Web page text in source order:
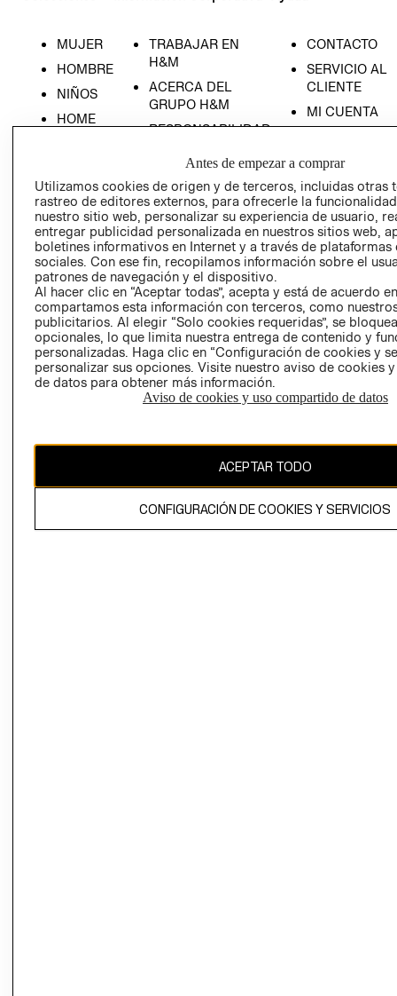
MUJER
HOMBRE
NIÑOS
HOME
TRABAJAR EN
H&M
ACERCA DEL
GRUPO H&M
RESPONSABILIDAD
PRENSA
RELACIÓN CON
INVERSIONISTAS
POLÍTICA
EMPRESARIAL
CONTACTO
SERVICIO AL
CLIENTE
MI CUENTA
- RETIRO EN
TIENDA
TÉRMINOS Y
CONDICIONES
PRIVACIDAD
GIFT CARD
AVISO DE
COOKIES
Uruguay ($U)
Antes de empezar a comprar
Utilizamos cookies de origen y de terceros, incluidas otras
rastreo de editores externos, para ofrecerle la
nuestro sitio web, personalizar su experiencia de usuario,
entregar publicidad personalizada en nuestros sitios web,
boletines informativos en Internet y a través de plataformas
sociales. Con ese fin, recopilamos información sobre el
patrones de navegación y el dispositivo.
Al hacer clic en “Aceptar todas”, acepta y está de acuerdo
compartamos esta información con terceros, como
publicitarios. Al elegir “Solo cookies requeridas”, se
opcionales, lo que limita nuestra entrega de contenido y
personalizadas. Haga clic en “Configuración de cookies y
personalizar sus opciones. Visite nuestro aviso de cookies
de datos para obtener más información.
Aviso de cookies y uso compartido de datos
ACEPTAR TODO
CONFIGURACIÓN DE COOKIES Y SERVICIOS